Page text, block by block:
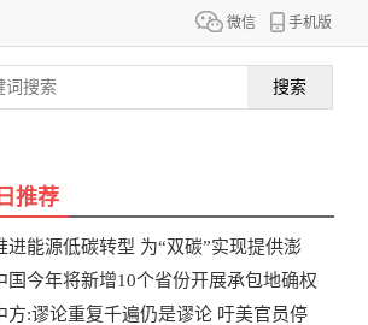
微信 手机版
搜索
推荐
进能源低碳转型 为“双碳”实现提供澎
国今年将新增10个省份开展承包地确权
方:谬论重复千遍仍是谬论 吁美官员停